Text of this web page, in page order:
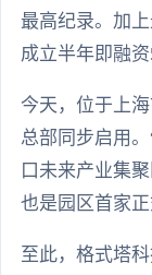
最高纪录。加
成立半年即融资
今天，位于上
总部同步启用
口未来产业集
也是园区首家正
至此，格式塔